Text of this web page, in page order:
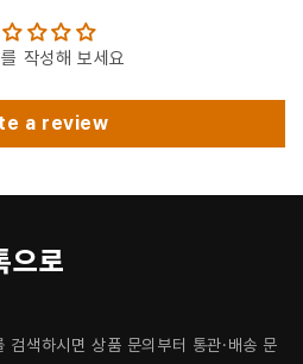
작성해 보세요
a review
으로
검색하시면 상품 문의부터 통관·배송 문